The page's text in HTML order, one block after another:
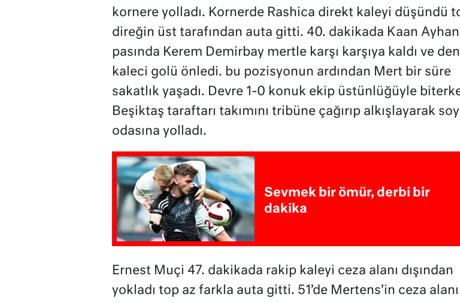
kornere yolladı. Kornerde Rashica direkt kaleyi düşündü
direğin üst tarafından auta gitti. 40. dakikada Kaan
pasında Kerem Demirbay mertle karşı karşıya kaldı ve
kaleci golü önledi. bu pozisyonun ardından Mert bir süre
sakatlık yaşadı. Devre 1-0 konuk ekip üstünlüğüyle
Beşiktaş taraftarı takımını tribüne çağırıp alkışlayarak
odasına yolladı.
Sevmek bir ömür, derbi bir
dakika
Ernest Muçi 47. dakikada rakip kaleyi ceza alanı dışından
yokladı top az farkla auta gitti. 51’de Mertens’in ceza alanı